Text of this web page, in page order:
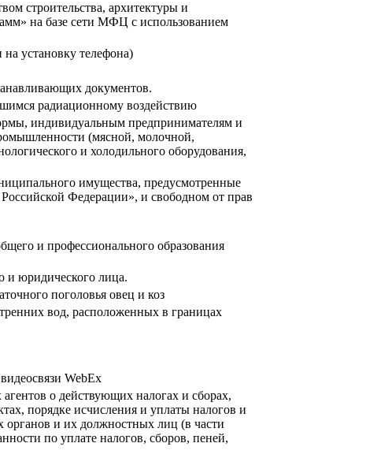
строительства, архитектуры и
на базе сети МФЦ с использованием
установку телефона)
документов.
радиационному воздействию
индивидуальным предпринимателям и
(мясной, молочной,
и холодильного оборудования,
имущества, предусмотренные
Федерации», и свободном от прав
и профессионального образования
и юридического лица.
поголовья овец и коз
вод, расположенных в границах
WebEx
о действующих налогах и сборах,
порядке исчисления и уплаты налогов и
органов и их должностных лиц (в части
по уплате налогов, сборов, пеней,